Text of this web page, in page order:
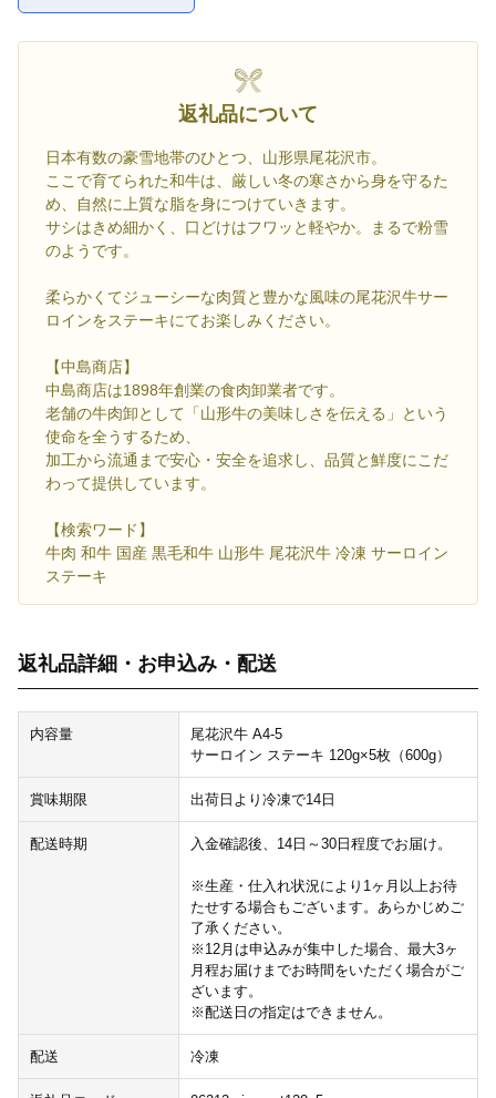
返礼品について
日本有数の豪雪地帯のひとつ、山形県尾花沢市。
ここで育てられた和牛は、厳しい冬の寒さから身を守るた
め、自然に上質な脂を身につけていきます。
サシはきめ細かく、口どけはフワッと軽やか。まるで粉雪
のようです。
柔らかくてジューシーな肉質と豊かな風味の尾花沢牛サー
ロインをステーキにてお楽しみください。
【中島商店】
中島商店は1898年創業の食肉卸業者です。
老舗の牛肉卸として「山形牛の美味しさを伝える」という
使命を全うするため、
加工から流通まで安心・安全を追求し、品質と鮮度にこだ
わって提供しています。
【検索ワード】
牛肉 和牛 国産 黒毛和牛 山形牛 尾花沢牛 冷凍 サーロイン
ステーキ
返礼品詳細・お申込み・配送
内容量
尾花沢牛 A4-5
サーロイン ステーキ 120g×5枚（600g）
賞味期限 出荷日より冷凍で14日
配送時期 入金確認後、14日～30日程度でお届け。
※生産・仕入れ状況により1ヶ月以上お待
たせする場合もございます。あらかじめご
了承ください。
※12月は申込みが集中した場合、最大3ヶ
月程お届けまでお時間をいただく場合がご
ざいます。
※配送日の指定はできません。
配送 冷凍